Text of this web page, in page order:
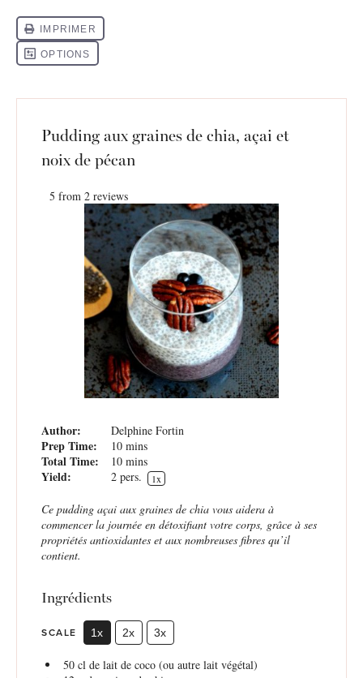
Pudding aux graines de chia, açai et
noix de pécan
5 from 2 reviews
Author: Delphine Fortin
Prep Time: 10 mins
Total Time: 10 mins
Yield: 2 pers. 1x
Ce pudding açai aux graines de chia vous aidera à
commencer la journée en détoxifiant votre corps, grâce à ses
propriétés antioxidantes et aux nombreuses fibres qu’il
contient.
Ingrédients
SCALE 1x 2x 3x
50cl de lait de coco (ou autre lait végétal)